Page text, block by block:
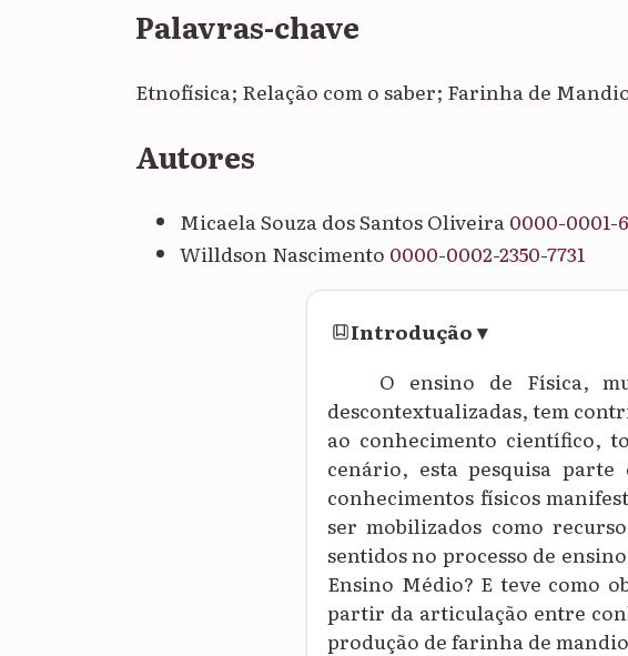
Palavras-chave
Etnofísica; Relação com o saber; Farinha de
Autores
Micaela Souza dos Santos Oliveira 0000-0001-
Willdson Nascimento 0000-0002-2350-7731
Introdução▾
O ensino de Física,
descontextualizadas, tem
ao conhecimento científico,
cenário, esta pesquisa
conhecimentos físicos
ser mobilizados como
sentidos no processo de
Ensino Médio? E teve como
partir da articulação entre
produção de farinha de